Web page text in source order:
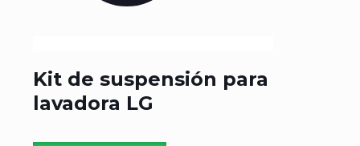
Kit de suspensión para
lavadora LG